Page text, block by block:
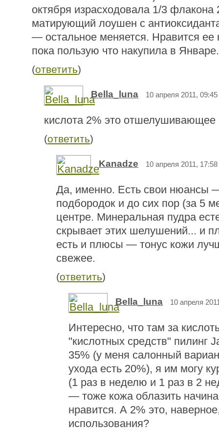
октября израсходовала 1/3 флакона
матирующий лоушен с
— остальное меняется. Нравится ее
пока пользую что накупила в Январе.
(ответить)
Bella_luna 10 апреля 2011, 09:45
кислота 2% это отшелушивающее
(ответить)
Kanadze 10 апреля 2011, 17:58
Да, именно. Есть свои нюансы
подбородок и до сих пор (за 5
центре. Минеральная пудра
скрывает этих шелушений... и
есть и плюсы — тонус кожи
свежее.
(ответить)
Bella_luna 10 апреля
Интересно, что там за
"кислотных средств" пилинг
35% (у меня салонный
ухода есть 20%), я им могу
(1 раз в неделю и 1 раз в 2
— тоже кожа облазить
нравится. А 2% это,
использования?